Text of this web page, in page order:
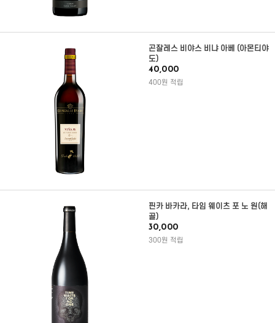
곤잘레스 비야스 비냐 아베 (아몬티야
도)
40,000
400원 적립
핀카 바카라, 타임 웨이츠 포 노 원(해
골)
30,000
300원 적립